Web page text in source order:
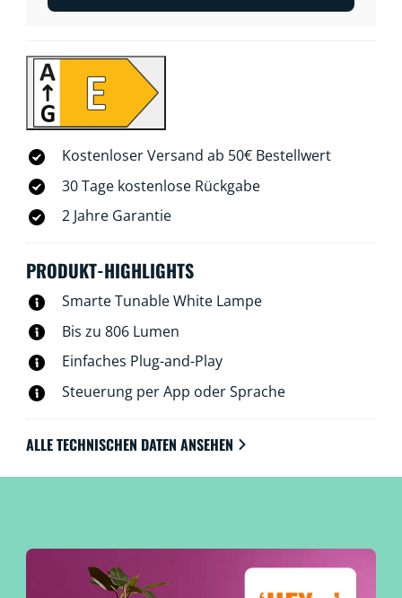
Kostenloser Versand ab 50€ Bestellwert
30 Tage kostenlose Rückgabe
2 Jahre Garantie
PRODUKT-HIGHLIGHTS
Smarte Tunable White Lampe
Bis zu 806 Lumen
Einfaches Plug-and-Play
Steuerung per App oder Sprache
ALLE TECHNISCHEN DATEN ANSEHEN